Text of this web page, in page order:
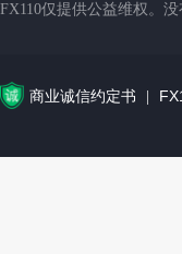
FX110仅提供公益维权。
商业诚信约定书